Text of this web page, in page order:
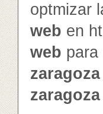
optmizar
web en
web
zaragoza
zaragoza